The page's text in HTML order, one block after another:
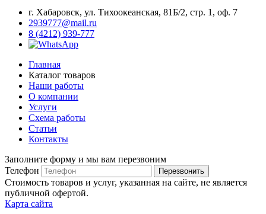
г. Хабаровск, ул. Тихоокеанская, 81Б/2, стр. 1, оф. 7
2939777@mail.ru
8 (4212) 939-777
Главная
Каталог товаров
Наши работы
О компании
Услуги
Схема работы
Статьи
Контакты
Заполните форму и мы вам перезвоним
Телефон
Перезвонить
Стоимость товаров и услуг, указанная на сайте, не является
публичной офертой.
Карта сайта